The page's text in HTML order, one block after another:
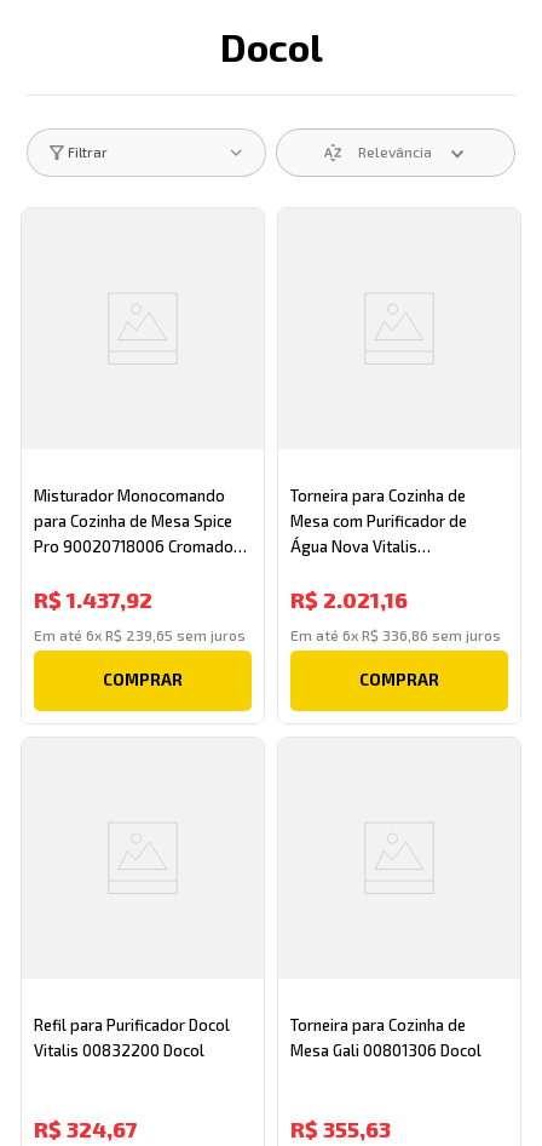
Docol
Descrição search
Filtrar Relevância
Misturador Monocomando
para Cozinha de Mesa Spice
Pro 90020718006 Cromado
R$ 1.437,92
Em até6xR$ 239 ,65 sem juros
COMPRAR
Torneira para Cozinha de
Mesa com Purificador de
Água Nova Vitalis
R$ 2.021,16
Em até 6x R$ 336 86 sem juros
COMPRAR
Refil para Purificador Docol
Vitalis 00832200 Docol
R$ 324,67
Torneira para Cozinha de
Mesa Gali 00801306 Docol
R$ 355,63